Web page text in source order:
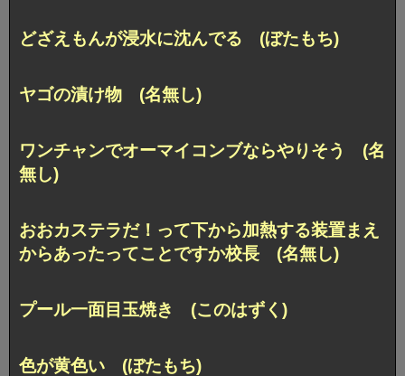
どざえもんが浸水に沈んでる (ぼたもち)
ヤゴの漬け物 (名無し)
ワンチャンでオーマイコンブならやりそう (名
無し)
おおカステラだ！って下から加熱する装置まえ
からあったってことですか校長 (名無し)
プール一面目玉焼き (このはずく)
色が黄色い (ぼたもち)